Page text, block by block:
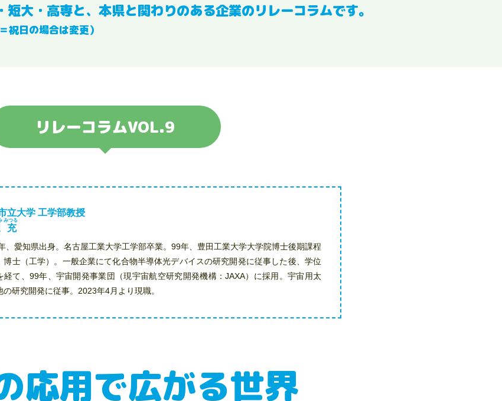
大・高専と、本県と関わりのある企業のリレーコラムです。
祝日の場合は変更）
リレーコラムVOL.9
立大学 工学部教授
充
みつる
、愛知県出身。名古屋工業大学工学部卒業。99年、豊田工業大学大学院博士後期課程
博士（工学）。一般企業にて化合物半導体光デバイスの研究開発に従事した後、学位
経て、99年、宇宙開発事業団（現宇宙航空研究開発機構：JAXA）に採用。宇宙用太
の研究開発に従事。2023年4月より現職。
応用で広がる世界